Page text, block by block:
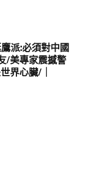
派:必須對中國
/美專家震撼警
界心臟/｜